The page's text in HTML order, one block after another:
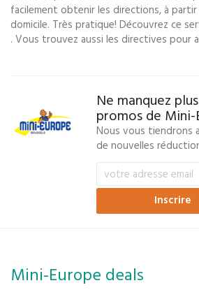
facilement obtenir les directions, à
domicile. Très pratique! Découvrez ce
. Vous trouvez aussi les directives pour
Ne manquez
promos de
Nous vous tiendrons
de nouvelles
Mini-Europe deals